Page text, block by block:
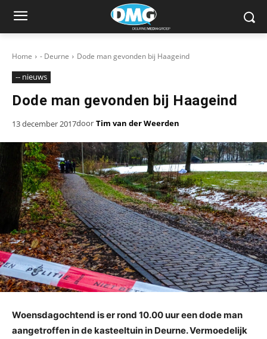
Home - Deurne Dode man gevonden bij Haageind
-- nieuws
Dode man gevonden bij Haageind
13 december 2017door Tim van der Weerden
Woensdagochtend is er rond 10.00 uur een dode man
aangetroffen in de kasteeltuin in Deurne. Vermoedelijk